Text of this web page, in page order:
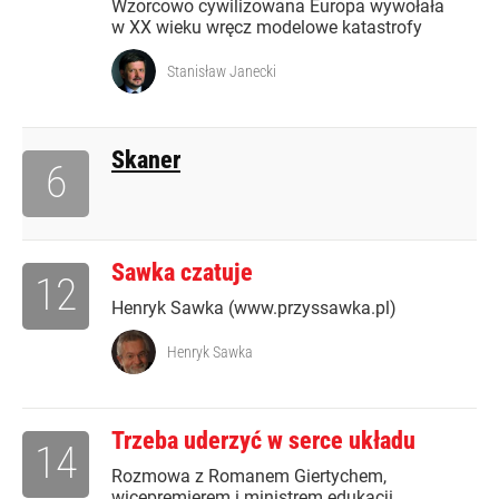
Wzorcowo cywilizowana Europa wywołała
w XX wieku wręcz modelowe katastrofy
Stanisław Janecki
Skaner
6
Sawka czatuje
Henryk Sawka (www.przyssawka.pl)
12
Henryk Sawka
Trzeba uderzyć w serce układu
Rozmowa z Romanem Giertychem,
14